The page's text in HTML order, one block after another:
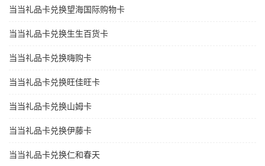
当当礼品卡兑换望海国际购物卡
当当礼品卡兑换生生百货卡
当当礼品卡兑换嗨购卡
当当礼品卡兑换旺佳旺卡
当当礼品卡兑换山姆卡
当当礼品卡兑换伊藤卡
当当礼品卡兑换仁和春天